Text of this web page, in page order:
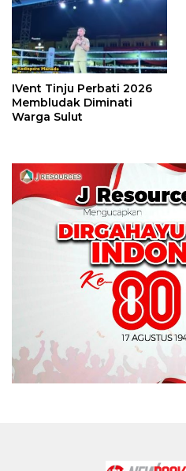
IVent Tinju Perbati 2026
Membludak Diminati
Warga Sulut